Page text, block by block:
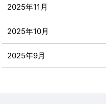
2025年11月
2025年10月
2025年9月